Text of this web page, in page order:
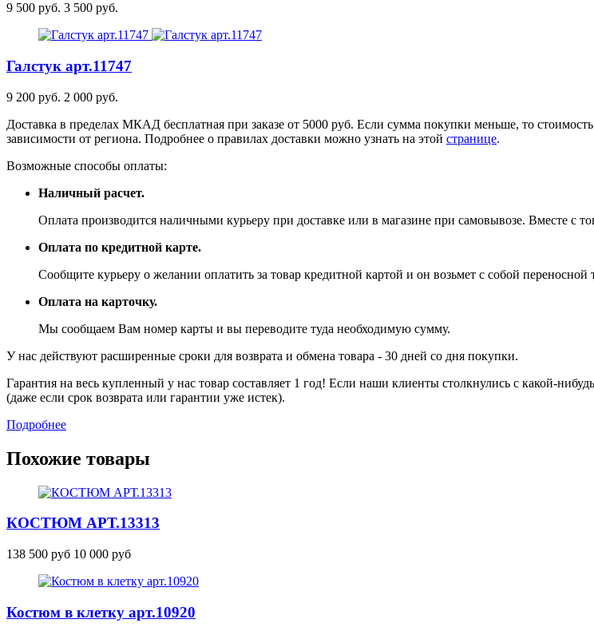
9 500 руб. 3 500 руб.
Галстук арт.11747
9 200 руб. 2 000 руб.
Доставка в пределах МКАД бесплатная при заказе от 5000 руб. Если сумма покупки меньше, то
зависимости от региона. Подробнее о правилах доставки можно узнать на этой странице.
Возможные способы оплаты:
Наличный расчет.
Оплата производится наличными курьеру при доставке или в магазине при самовывозе. Вместе с
Оплата по кредитной карте.
Сообщите курьеру о желании оплатить за товар кредитной картой и он возьмет с собой
Оплата на карточку.
Мы сообщаем Вам номер карты и вы переводите туда необходимую сумму.
У нас действуют расширенные сроки для возврата и обмена товара - 30 дней со дня покупки.
Гарантия на весь купленный у нас товар составляет 1 год! Если наши клиенты столкнулись с какой-
(даже если срок возврата или гарантии уже истек).
Подробнее
Похожие товары
КОСТЮМ АРТ.13313
138 500 руб 10 000 руб
Костюм в клетку арт.10920